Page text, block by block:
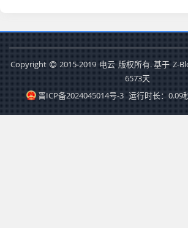
Copyright 2015-2019 电云 版权所有. 基于 Z-
6573天
晋ICP备2024045014号-3 运行时长：0.09